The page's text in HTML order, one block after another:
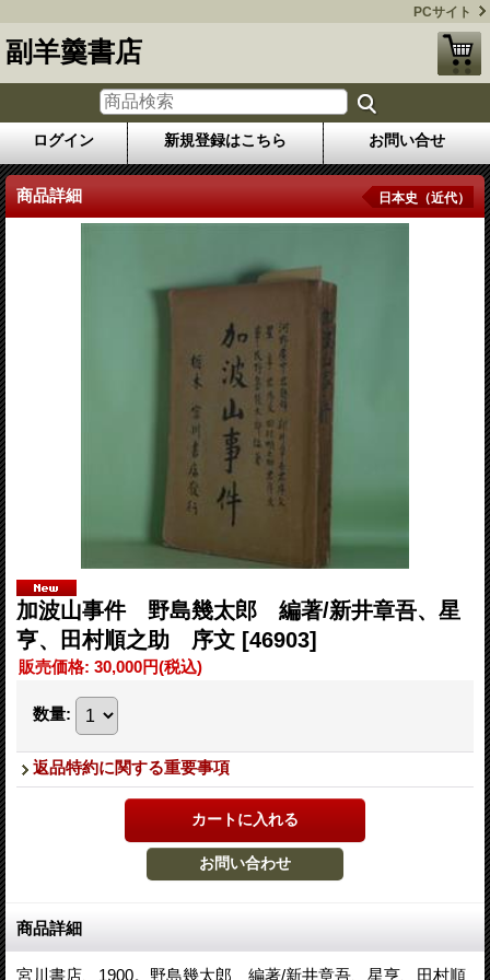
PCサイト
副羊羹書店
ログイン 新規登録はこちら お問い合せ
商品詳細 日本史（近代）
加波山事件 野島幾太郎 編著/新井章吾、星
亨、田村順之助 序文 [46903]
販売価格: 30,000円(税込)
数量:
返品特約に関する重要事項
商品詳細
宮川書店、1900。野島幾太郎 編著/新井章吾、星亨、田村順